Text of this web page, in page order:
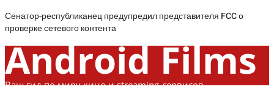
Сенатор-республиканец предупредил представителя FCC о
проверке сетевого контента
Android Films
Ваш гид по миру кино и streaming-сервисов